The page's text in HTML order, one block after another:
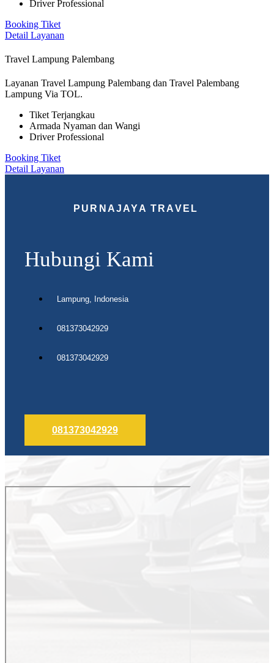
Driver Professional
Booking Tiket
Detail Layanan
Travel Lampung Palembang
Layanan Travel Lampung Palembang dan Travel Palembang
Lampung Via TOL.
Tiket Terjangkau
Armada Nyaman dan Wangi
Driver Professional
Booking Tiket
Detail Layanan
PURNAJAYA TRAVEL
Hubungi Kami
Lampung, Indonesia
081373042929
081373042929
081373042929